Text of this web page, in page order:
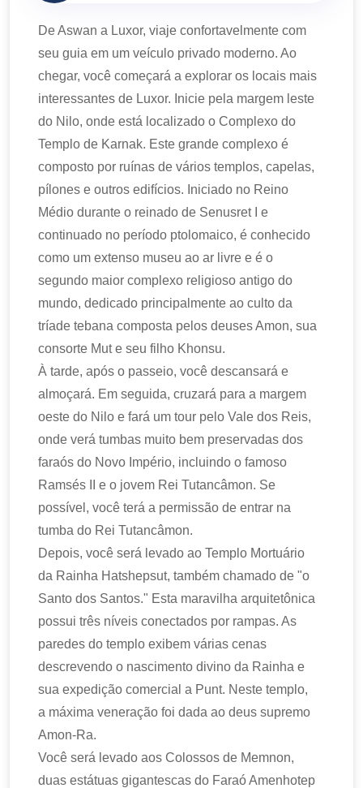
De Aswan a Luxor, viaje confortavelmente com
seu guia em um veículo privado moderno. Ao
chegar, você começará a explorar os locais mais
interessantes de Luxor. Inicie pela margem leste
do Nilo, onde está localizado o Complexo do
Templo de Karnak. Este grande complexo é
composto por ruínas de vários templos, capelas,
pílones e outros edifícios. Iniciado no Reino
Médio durante o reinado de Senusret I e
continuado no período ptolomaico, é conhecido
como um extenso museu ao ar livre e é o
segundo maior complexo religioso antigo do
mundo, dedicado principalmente ao culto da
tríade tebana composta pelos deuses Amon, sua
consorte Mut e seu filho Khonsu.
À tarde, após o passeio, você descansará e
almoçará. Em seguida, cruzará para a margem
oeste do Nilo e fará um tour pelo Vale dos Reis,
onde verá tumbas muito bem preservadas dos
faraós do Novo Império, incluindo o famoso
Ramsés II e o jovem Rei Tutancâmon. Se
possível, você terá a permissão de entrar na
tumba do Rei Tutancâmon.
Depois, você será levado ao Templo Mortuário
da Rainha Hatshepsut, também chamado de "o
Santo dos Santos." Esta maravilha arquitetônica
possui três níveis conectados por rampas. As
paredes do templo exibem várias cenas
descrevendo o nascimento divino da Rainha e
sua expedição comercial a Punt. Neste templo,
a máxima veneração foi dada ao deus supremo
Amon-Ra.
Você será levado aos Colossos de Memnon,
duas estátuas gigantescas do Faraó Amenhotep